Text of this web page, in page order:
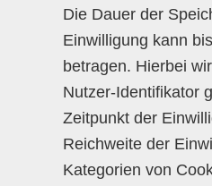
Die Dauer der
Einwilligung kann
betragen. Hierbei
Nutzer-Identifikator
Zeitpunkt der
Reichweite der
Kategorien von